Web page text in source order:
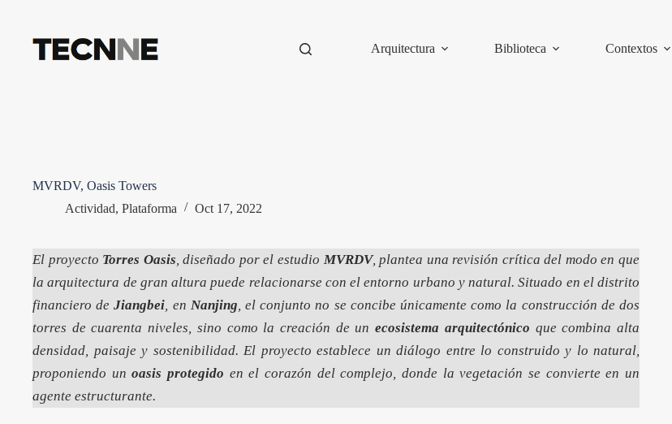
contenido
Arquitectura
Biblioteca Contextos
MVRDV, Oasis Towers
Actividad, Plataforma Oct 17, 2022
El proyecto Torres Oasis, diseñado por el estudio MVRDV, plantea una revisión crítica del modo en que
la arquitectura de gran altura puede relacionarse con el entorno urbano y natural. Situado en el distrito
financiero deJiangbei, en Nanjing, el conjunto no se concibe únicamente como la construcción de dos
torres de cuarenta niveles, sino como la creación de unecosistema arquitectónico que combina alta
densidad, paisaje y sostenibilidad. El proyecto establece un diálogo entre lo construido y lo natural,
proponiendo unoasis protegido en el corazón del complejo, donde la vegetación se convierte en un
agente estructurante.